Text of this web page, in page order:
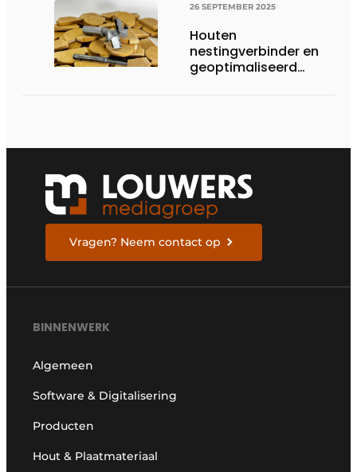
26 SEPTEMBER 2025
Houten
nestingverbinder en
geoptimaliseerd
Vragen? Neem contact op
BINNENWERK
Algemeen
Software & Digitalisering
Producten
Hout & Plaatmateriaal